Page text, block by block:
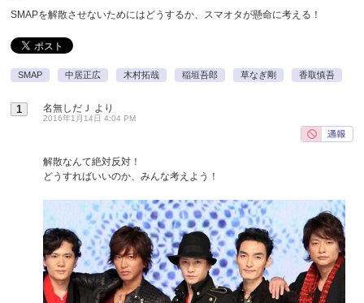
SMAPを解散させないためにはどうするか、スマオタが懸命に考える！
SMAP 中居正広 木村拓哉 稲垣吾郎 草なぎ剛 香取慎吾
1 名無しだＪ より
2016年1月14日 4:04 PM
解散なんて絶対反対！
どうすればいいのか、みんな考えよう！